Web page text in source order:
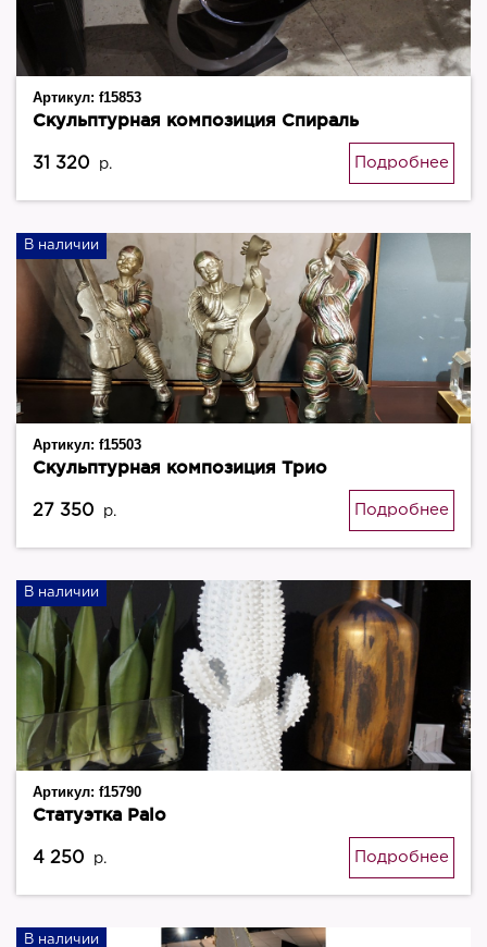
Артикул: f15853
Скульптурная композиция Спираль
31 320 р. Подробнее
В наличии
Артикул: f15503
Скульптурная композиция Трио
27 350 р. Подробнее
В наличии
Артикул: f15790
Статуэтка Palo
4 250 р. Подробнее
В наличии